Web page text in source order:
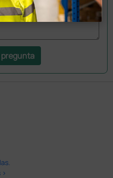
pregunta